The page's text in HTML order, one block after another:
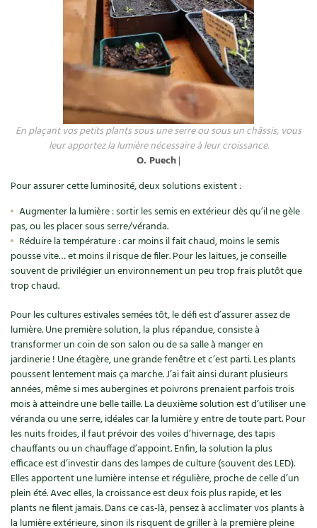
En plaçant vos petits plants sous une serre ou sous un châssis, vous
leur apportez la lumière nécessaire à leur croissance.
O. Puech|
Pour assurer cette luminosité, deux solutions existent :
Augmenter la lumière : sortir les semis en extérieur dès qu’il ne gèle
pas, ou les placer sous serre/véranda.
Réduire la température : car moins il fait chaud, moins le semis
pousse vite… et moins il risque de filer. Pour les laitues, je conseille
souvent de privilégier un environnement un peu trop frais plutôt que
trop chaud.
Pour les cultures estivales semées tôt, le défi est d’assurer assez de
lumière. Une première solution, la plus répandue, consiste à
transformer un coin de son salon ou de sa salle à manger en
jardinerie ! Une étagère, une grande fenêtre et c’est parti. Les plants
poussent lentement mais ça marche. J’ai fait ainsi durant plusieurs
années, même si mes aubergines et poivrons prenaient parfois trois
mois à atteindre une belle taille. La deuxième solution est d’utiliser une
véranda ou une serre, idéales car la lumière y entre de toute part. Pour
les nuits froides, il faut prévoir des voiles d’hivernage, des tapis
chauffants ou un chauffage d’appoint. Enfin, la solution la plus
efficace est d’investir dans des lampes de culture (souvent des LED).
Elles apportent une lumière intense et régulière, proche de celle d’un
plein été. Avec elles, la croissance est deux fois plus rapide, et les
plants ne filent jamais. Dans ce cas-là, pensez à acclimater vos plants à
la lumière extérieure, sinon ils risquent de griller à la première pleine